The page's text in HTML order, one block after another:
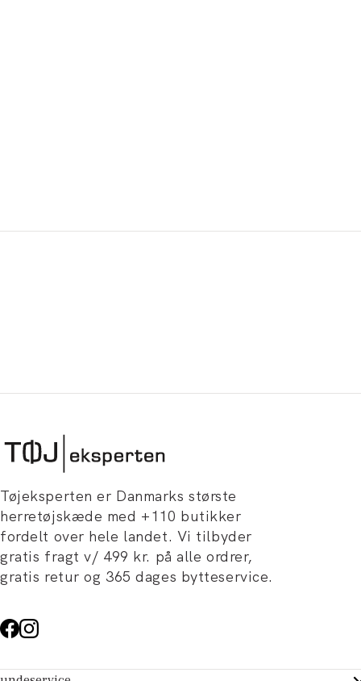
Tøjeksperten er Danmarks største
herretøjskæde med +110 butikker
fordelt over hele landet. Vi tilbyder
gratis fragt v/ 499 kr. på alle ordrer,
gratis retur og 365 dages bytteservice.